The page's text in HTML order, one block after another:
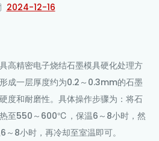
2024-12-16
高精密电子烧结石墨模具硬化处理方
成一层厚度约为0.2～0.3mm的石墨
度和耐磨性。具体操作步骤为：将石
至550～600℃，保温6～8小时，然
8小时，再冷却至室温即可。